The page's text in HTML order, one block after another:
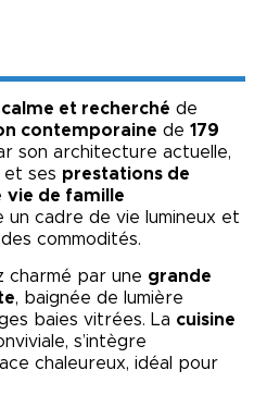
et recherché de
contemporaine de 179
son architecture actuelle,
et ses prestations de
vie de famille
un cadre de vie lumineux et
commodités.
charmé par une grande
, baignée de lumière
baies vitrées. La cuisine
s’intègre
chaleureux, idéal pour